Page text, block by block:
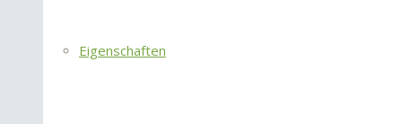
Eigenschaften